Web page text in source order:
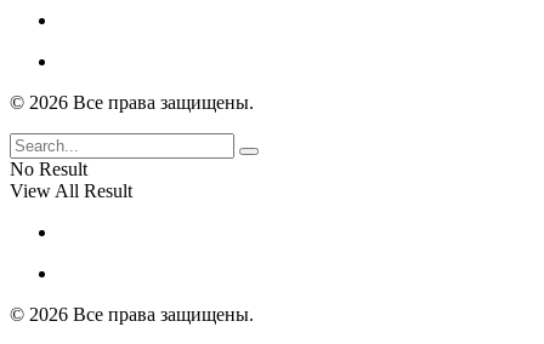
© 2026 Все права защищены.
No Result
View All Result
© 2026 Все права защищены.